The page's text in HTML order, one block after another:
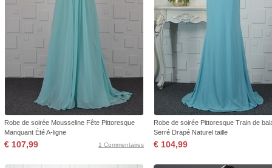
Robe de soirée Mousseline Fête Pittoresque
Manquant Été A-ligne
€ 107,99 1 Commentaires
Robe de soirée Pittoresque Train de
Serré Drapé Naturel taille
€ 104,99